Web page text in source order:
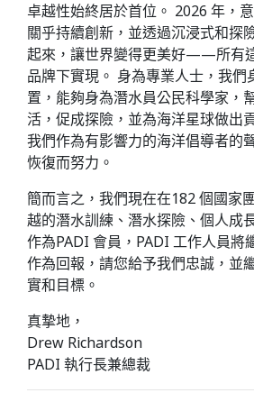
卓越性始終居於首位。 2026 年，
關乎持續創新，並透過沉浸式和探
起來，讓世界變得更美好——所有
品牌下實現。 身為專業人士，我們
置，能夠身為潛水員公民科學家，
活，促成探險，並為海洋星球做出
我們作為有影響力的海洋倡導者的
恢復而努力。
簡而言之，我們現在在182 個國家
越的潛水訓練、潛水探險、個人成
作為PADI 會員，PADI 工作人員將
作為回報，請您給予我們忠誠，並
實和目標。
真摯地，
Drew Richardson
PADI 執行長兼總裁